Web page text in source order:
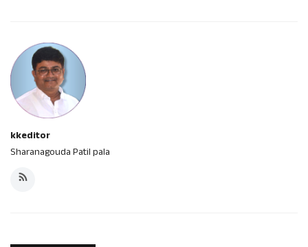
kkeditor
Sharanagouda Patil pala